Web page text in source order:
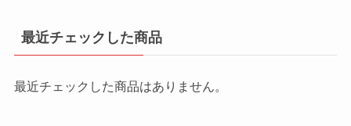
最近チェックした商品
最近チェックした商品はありません。